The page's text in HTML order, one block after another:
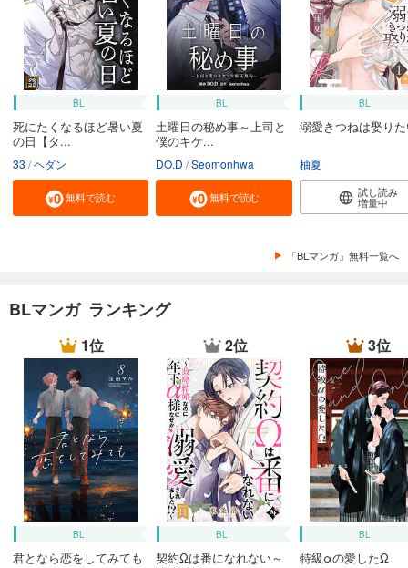
BL
死にたくなるほど暑い夏
の日【タ...
33 ヘダン
無料で読む
BL
土曜日の秘め事～上司と
僕のキケ...
DO.D Seomonhwa
無料で読む
BL
溺愛きつねは娶り
柚夏
試し読み
増量中
「BLマンガ」無料一覧へ
BLマンガ ランキング
1位
BL
君となら恋をしてみても
2位
BL
契約Ωは番になれない～
3位
BL
特級αの愛したΩ